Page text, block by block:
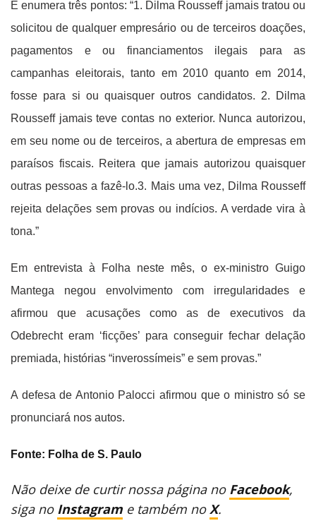
E enumera três pontos: “1. Dilma Rousseff jamais tratou ou
solicitou de qualquer empresário ou de terceiros doações,
pagamentos e ou financiamentos ilegais para as
campanhas eleitorais, tanto em 2010 quanto em 2014,
fosse para si ou quaisquer outros candidatos. 2. Dilma
Rousseff jamais teve contas no exterior. Nunca autorizou,
em seu nome ou de terceiros, a abertura de empresas em
paraísos fiscais. Reitera que jamais autorizou quaisquer
outras pessoas a fazê-lo.3. Mais uma vez, Dilma Rousseff
rejeita delações sem provas ou indícios. A verdade vira à
tona.”
Em entrevista à Folha neste mês, o ex-ministro Guigo
Mantega negou envolvimento com irregularidades e
afirmou que acusações como as de executivos da
Odebrecht eram ‘ficções’ para conseguir fechar delação
premiada, histórias “inverossímeis” e sem provas.”
A defesa de Antonio Palocci afirmou que o ministro só se
pronunciará nos autos.
Fonte: Folha de S. Paulo
Não deixe de curtir nossa página no Facebook,
siga no Instagram e também noX.